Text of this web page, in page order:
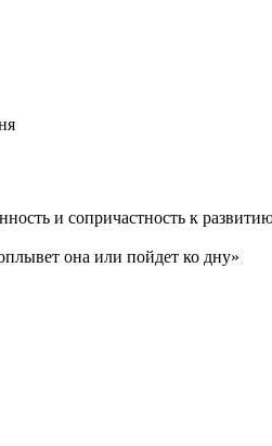
и сопричастность к
она или пойдет ко дну»